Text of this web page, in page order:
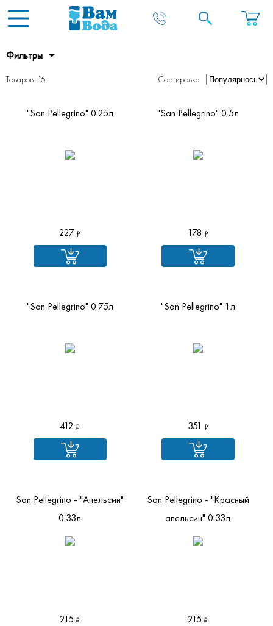
Фильтры
Товаров: 16 Сортировка
"San Pellegrino" 0.25л
227
"San Pellegrino" 0.5л
178
"San Pellegrino" 0.75л
412
"San Pellegrino" 1л
351
San Pellegrino - "Апельсин"
0.33л
215
San Pellegrino - "Красный
апельсин" 0.33л
215